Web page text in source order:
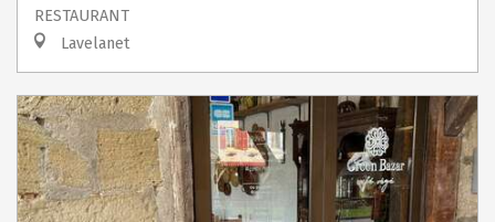
RESTAURANT
Lavelanet